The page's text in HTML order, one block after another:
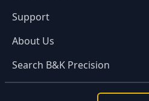
Support
About Us
Search B&K Precision